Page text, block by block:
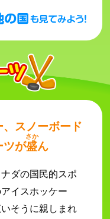
スノーボード
ツが盛
さか
ん
ダの国民的スポ
イスホッケー
そうに親しまれ